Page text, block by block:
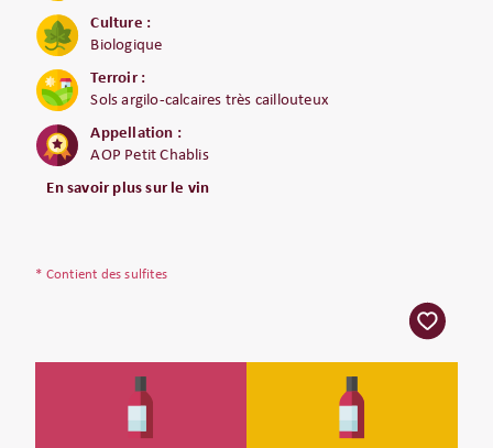
Culture :
Biologique
Terroir :
Sols argilo-calcaires très caillouteux
Appellation :
AOP Petit Chablis
En savoir plus sur le vin
* Contient des sulfites